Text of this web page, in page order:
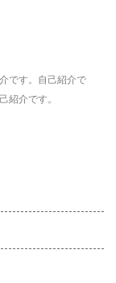
です。自己紹介で
紹介です。